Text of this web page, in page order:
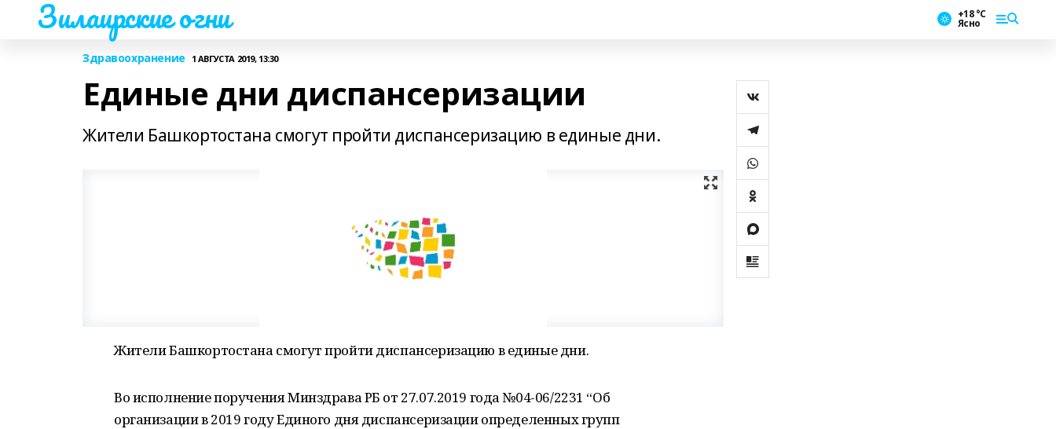
Зилаирские огни +18 °С
Ясно
Здравоохранение 1 АВГУСТА 2019, 13:30
Единые дни диспансеризации
Жители Башкортостана смогут пройти диспансеризацию в единые дни.
Жители Башкортостана смогут пройти диспансеризацию в единые дни.
Во исполнение поручения Минздрава РБ от 27.07.2019 года №04-06/2231 “Об
организации в 2019 году Единого дня диспансеризации определенных групп